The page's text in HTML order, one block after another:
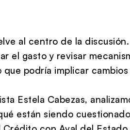
al centro de la discusión.
el gasto y revisar
que podría implicar cambios
Estela Cabezas,
están siendo